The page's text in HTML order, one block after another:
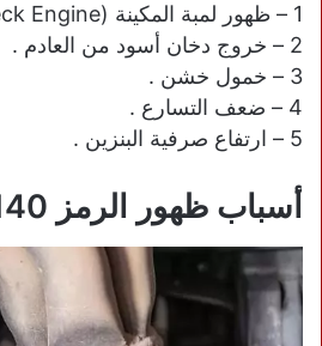
1 – ظهور لمبة المكينة (Check Engine) .
2 – خروج دخان أسود من العادم .
3 – خمول خشن .
4 – ضعف التسارع .
5 – ارتفاع صرفية البنزين .
أسباب ظهور الرمز P0140